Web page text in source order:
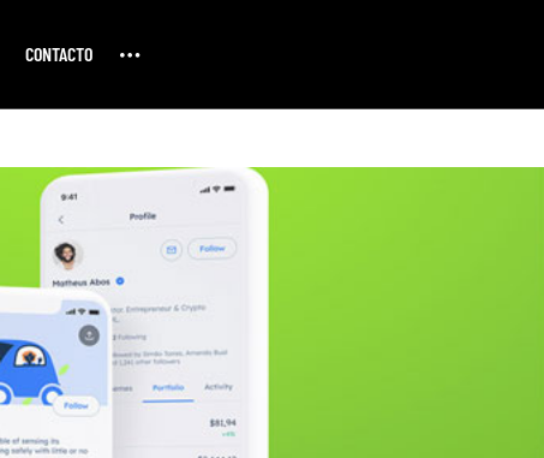
CONTACTO